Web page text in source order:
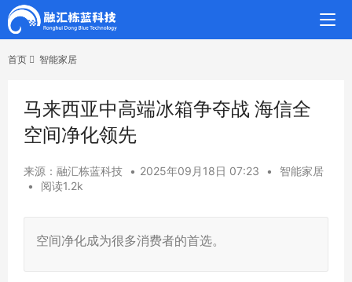
首页 智能家居
马来西亚中高端冰箱争夺战 海信全
空间净化领先
来源：融汇栋蓝科技 • 2025年09月18日 07:23 •
智能家居
•
阅读1.2k
空间净化成为很多消费者的首选。